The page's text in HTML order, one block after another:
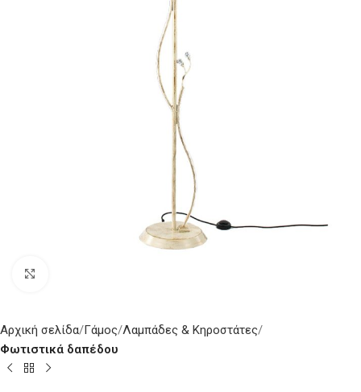
Αρχική σελίδα Γάμος Λαμπάδες & Κηροστάτες
Φωτιστικά δαπέδου